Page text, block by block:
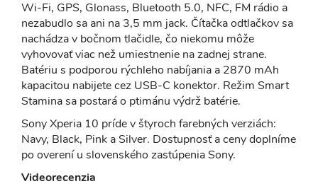
Wi-Fi, GPS, Glonass, Bluetooth 5.0, NFC, FM rádio a
nezabudlo sa ani na 3,5 mm jack. Čítačka odtlačkov sa
nachádza v bočnom tlačidle, čo niekomu môže
vyhovovať viac než umiestnenie na zadnej strane.
Batériu s podporou rýchleho nabíjania a 2870 mAh
kapacitou nabijete cez USB-C konektor. Režim Smart
Stamina sa postará o ptimánu výdrž batérie.
Sony Xperia 10 príde v štyroch farebných verziách:
Navy, Black, Pink a Silver. Dostupnosť a ceny doplníme
po overení u slovenského zastúpenia Sony.
Videorecenzia